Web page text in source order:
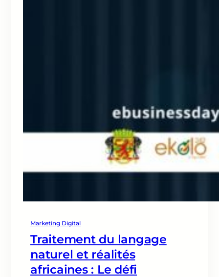
Marketing Digital
Traitement du langage
naturel et réalités
africaines : Le défi